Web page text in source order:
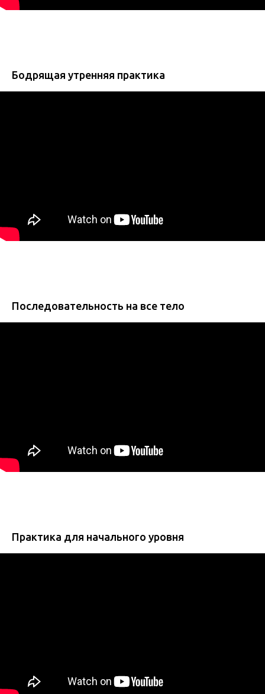
Бодрящая утренняя практика
Последовательность на все тело
Практика для начального уровня